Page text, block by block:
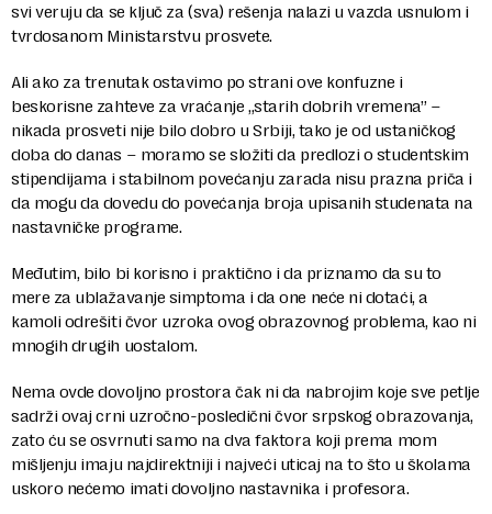
svi veruju da se ključ za (sva) rešenja nalazi u vazda usnulom i
tvrdosanom Ministarstvu prosvete.
Ali ako za trenutak ostavimo po strani ove konfuzne i
beskorisne zahteve za vraćanje „starih dobrih vremena” –
nikada prosveti nije bilo dobro u Srbiji, tako je od ustaničkog
doba do danas – moramo se složiti da predlozi o studentskim
stipendijama i stabilnom povećanju zarada nisu prazna priča i
da mogu da dovedu do povećanja broja upisanih studenata na
nastavničke programe.
Međutim, bilo bi korisno i praktično i da priznamo da su to
mere za ublažavanje simptoma i da one neće ni dotaći, a
kamoli odrešiti čvor uzroka ovog obrazovnog problema, kao ni
mnogih drugih uostalom.
Nema ovde dovoljno prostora čak ni da nabrojim koje sve petlje
sadrži ovaj crni uzročno-posledični čvor srpskog obrazovanja,
zato ću se osvrnuti samo na dva faktora koji prema mom
mišljenju imaju najdirektniji i najveći uticaj na to što u školama
uskoro nećemo imati dovoljno nastavnika i profesora.